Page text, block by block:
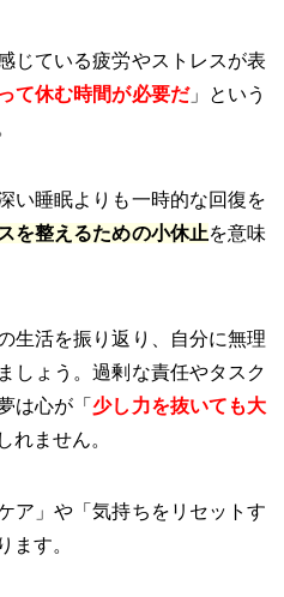
じている疲労やストレスが表
て休む時間が必要だ」という
い睡眠よりも一時的な回復を
を整えるための小休止を意味
生活を振り返り、自分に無理
しょう。過剰な責任やタスク
は心が「少し力を抜いても大
れません。
ア」や「気持ちをリセットす
ます。